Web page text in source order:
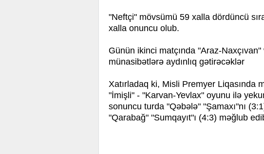
"Neftçi" mövsümü 59 xalla dördüncü
xalla onuncu olub.
Günün ikinci matçında "Araz-
münasibətlərə aydınlıq gətirəcəklər
Xatırladaq ki, Misli Premyer Liqasında
"İmişli" - "Karvan-Yevlax" oyunu ilə
sonuncu turda "Qəbələ" "Şamaxı"nı
"Qarabağ" "Sumqayıt"ı (4:3) məğlub